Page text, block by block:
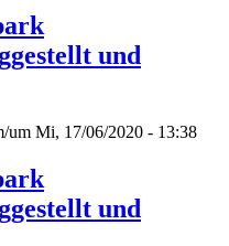
und
um Mi, 17/06/2020 - 13:38
und